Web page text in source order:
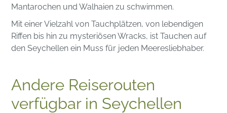
Mantarochen und Walhaien zu schwimmen.
Mit einer Vielzahl von Tauchplätzen, von lebendigen
Riffen bis hin zu mysteriösen Wracks, ist Tauchen auf
den Seychellen ein Muss für jeden Meeresliebhaber.
Andere Reiserouten
verfügbar in Seychellen